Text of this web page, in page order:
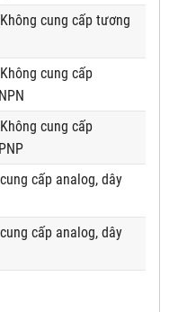
cung cấp tương
cung cấp
cung cấp
cấp analog, dây
cấp analog, dây